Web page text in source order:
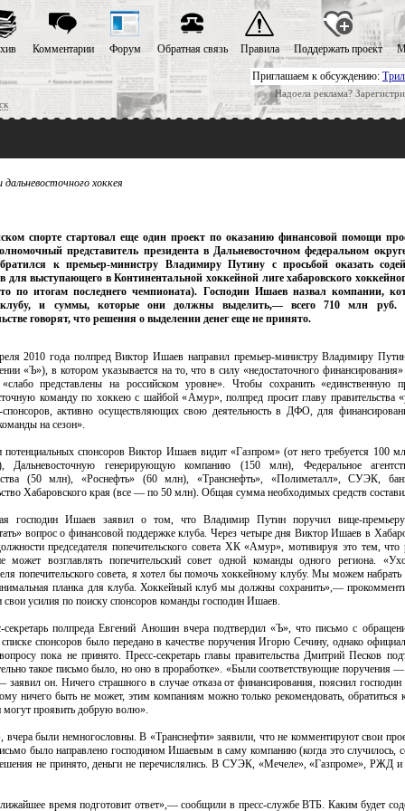
Приглашаем к обсуждению:
Надоела реклама?
Комментарии Форум Обратная связь Правила Поддержать проект
хоккея
спорте стартовал еще один проект по оказанию финансовой помощи
представитель президента в Дальневосточном федеральном
к премьер-министру Владимиру Путину с просьбой оказать
для выступающего в Континентальной хоккейной лиге хабаровского
по итогам последнего чемпионата). Господин Ишаев назвал компании,
и суммы, которые они должны выделить,— всего 710 млн руб.
говорят, что решения о выделении денег еще не принято.
2010 года полпред Виктор Ишаев направил премьер-министру Владимиру
«Ъ»), в котором указывается на то, что в силу «недостаточного
представлены на российском уровне». Чтобы сохранить «единственную
команду по хоккею с шайбой «Амур», полпред просит главу правительства
спонсоров, активно осуществляющих свою деятельность в ДФО, для
на сезон».
потенциальных спонсоров Виктор Ишаев видит «Газпром» (от него требуется 100
Дальневосточную генерирующую компанию (150 млн), Федеральное
(50 млн), «Роснефть» (60 млн), «Транснефть», «Полиметалл», СУЭК,
Хабаровского края (все — по 50 млн). Общая сумма необходимых средств
господин Ишаев заявил о том, что Владимир Путин поручил вице-
вопрос о финансовой поддержке клуба. Через четыре дня Виктор Ишаев в
председателя попечительского совета ХК «Амур», мотивируя это тем, что
может возглавлять попечительский совет одной команды одного региона.
попечительского совета, я хотел бы помочь хоккейному клубу. Мы можем
планка для клуба. Хоккейный клуб мы должны сохранить»,—
свои усилия по поиску спонсоров команды господин Ишаев.
секретарь полпреда Евгений Аношин вчера подтвердил «Ъ», что письмо с
спонсоров было передано в качестве поручения Игорю Сечину, однако
пока не принято. Пресс-секретарь главы правительства Дмитрий Песков
такое письмо было, но оно в проработке». «Были соответствующие поручения —
заявил он. Ничего страшного в случае отказа от финансирования, пояснил господин
ничего быть не может, этим компаниям можно только рекомендовать, обратиться
могут проявить добрую волю».
были немногословны. В «Транснефти» заявили, что не комментируют свои
было направлено господином Ишаевым в саму компанию (когда это случилось,
не принято, деньги не перечислялись. В СУЭК, «Мечеле», «Газпроме», РЖД и
время подготовит ответ»,— сообщили в пресс-службе ВТБ. Каким будет